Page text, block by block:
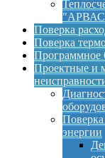
Поверка
Поверка
Программное
Проектные и
Поверка
энергии